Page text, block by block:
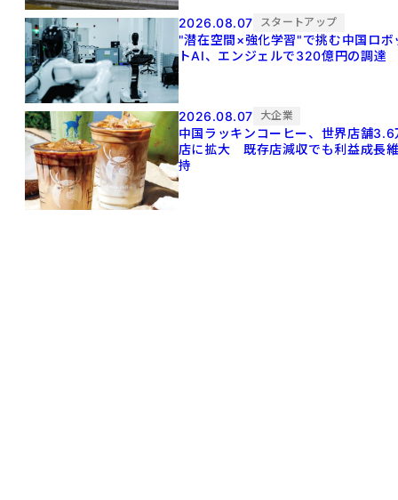
2026.08.07 スタートアップ
"潜在空間×強化学習"で挑む中国ロボ
トAI、エンジェルで320億円の調達
2026.08.07 大企業
中国ラッキンコーヒー、世界店舗3.6
店に拡大 既存店減収でも利益成長
持